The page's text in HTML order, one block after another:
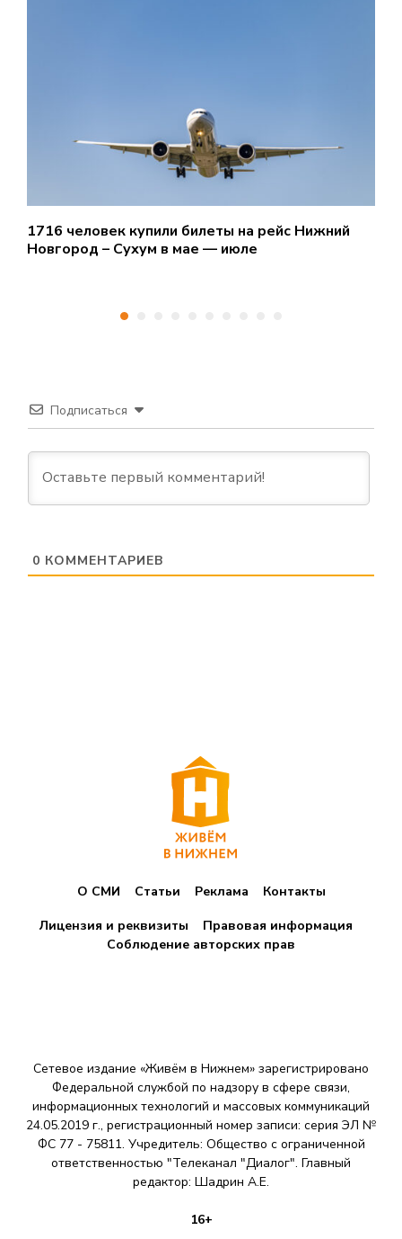
1716 человек купили билеты на рейс Нижний
Новгород – Сухум в мае — июле
Подписаться
0 КОММЕНТАРИЕВ
О СМИ Статьи Реклама
Контакты
Лицензия и реквизиты
Правовая информация
Соблюдение авторских прав
Сетевое издание «Живём в Нижнем» зарегистрировано
Федеральной службой по надзору в сфере связи,
информационных технологий и массовых коммуникаций
24.05.2019 г., регистрационный номер записи: серия ЭЛ №
ФС 77 - 75811. Учредитель: Общество с ограниченной
ответственностью "Телеканал "Диалог". Главный
редактор: Шадрин A.E.
16+